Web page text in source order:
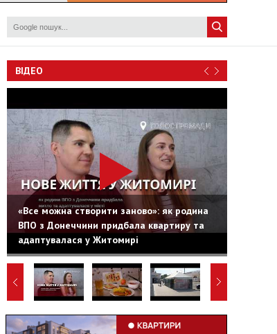
ВІДЕО
«Все можна створити заново»: як родина
ВПО з Донеччини придбала квартиру та
адаптувалася у Житомирі